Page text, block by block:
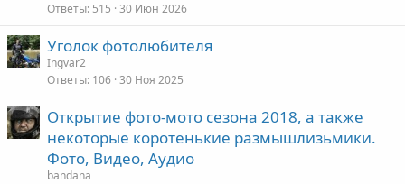
Ответы 515 30 Июн 2026
Уголок фотолюбителя
Ingvar2
Ответы 106 30 Ноя 2025
Открытие фото-мото сезона 2018, а также
некоторые коротенькие размышлизьмики.
Фото, Видео, Аудио
bandana